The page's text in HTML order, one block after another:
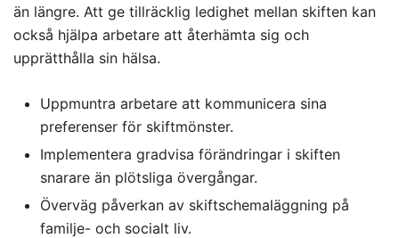
än längre. Att ge tillräcklig ledighet mellan skiften kan
också hjälpa arbetare att återhämta sig och
upprätthålla sin hälsa.
Uppmuntra arbetare att kommunicera sina
preferenser för skiftmönster.
Implementera gradvisa förändringar i skiften
snarare än plötsliga övergångar.
Överväg påverkan av skiftschemaläggning på
familje- och socialt liv.